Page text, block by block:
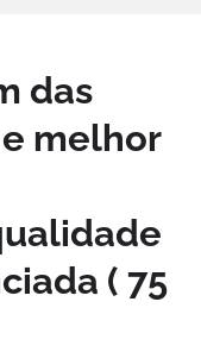
das
melhor
( 75